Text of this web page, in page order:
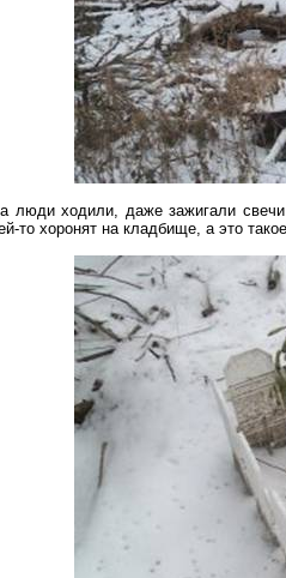
люди ходили, даже зажигали
то хоронят на кладбище, а это